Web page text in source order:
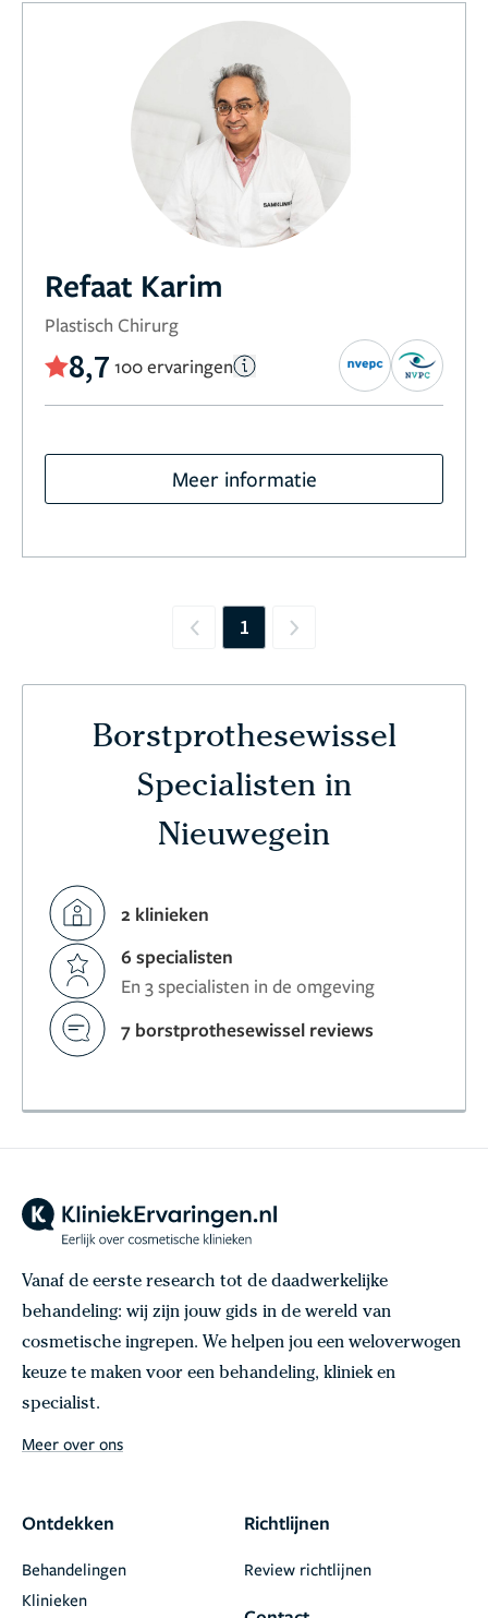
Refaat Karim
Plastisch Chirurg
8,7 100 ervaringen
Meer informatie
Previous
1 Next
Borstprothesewissel
Specialisten in
Nieuwegein
2 klinieken
6 specialisten
En 3 specialisten in de omgeving
7 borstprothesewissel reviews
Vanaf de eerste research tot de daadwerkelijke
behandeling: wij zijn jouw gids in de wereld van
cosmetische ingrepen. We helpen jou een weloverwogen
keuze te maken voor een behandeling, kliniek en
specialist.
Meer over ons
Ontdekken
Behandelingen
Klinieken
Richtlijnen
Review richtlijnen